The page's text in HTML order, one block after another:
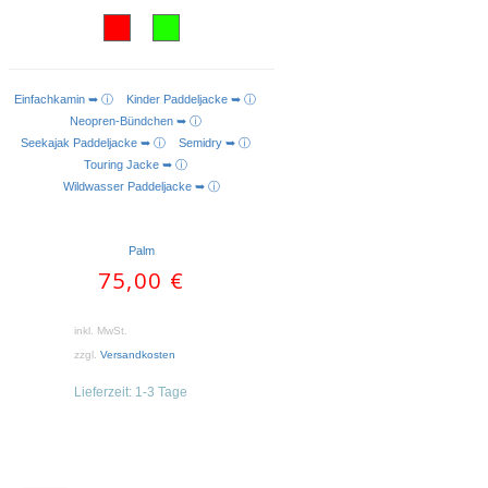
AUSFÜHRUNG WÄHLEN
Einfachkamin ➥ ⓘ
Kinder Paddeljacke ➥ ⓘ
Neopren-Bündchen ➥ ⓘ
Seekajak Paddeljacke ➥ ⓘ Semidry ➥ ⓘ
Touring Jacke ➥ ⓘ
Wildwasser Paddeljacke ➥ ⓘ
Palm
75,00 €
inkl. MwSt.
zzgl. Versandkosten
Lieferzeit: 1-3 Tage